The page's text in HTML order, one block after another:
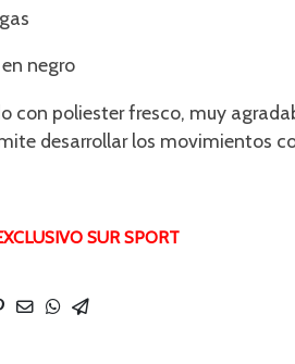
negro
con poliester fresco, muy
desarrollar los movimientos
SUR SPORT